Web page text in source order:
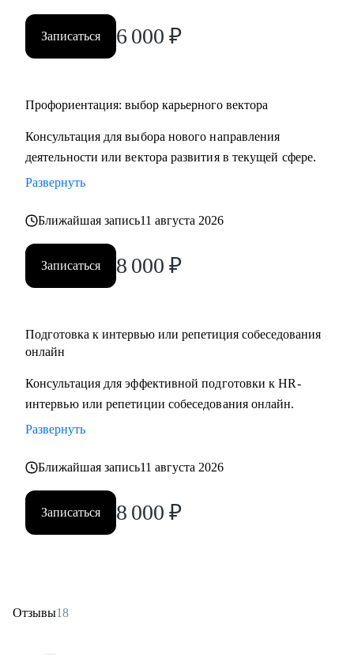
• HR и рекрутерам
• Специалистам в продажах и развитии бизнеса
Записаться 6 000 ₽
Профориентация: выбор карьерного вектора
Консультация для выбора нового направления
деятельности или вектора развития в текущей сфере.
Развернуть
Ближайшая запись11 августа 2026
Записаться 8 000 ₽
Подготовка к интервью или репетиция собеседования
онлайн
Консультация для эффективной подготовки к HR-
интервью или репетиции собеседования онлайн.
Развернуть
Ближайшая запись11 августа 2026
Записаться 8 000 ₽
Отзывы18